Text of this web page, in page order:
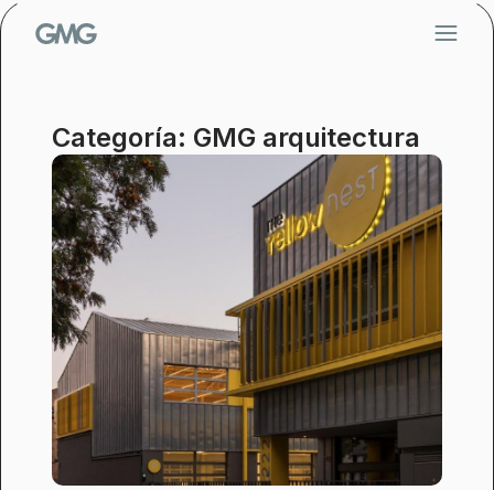
Categoría: GMG arquitectura